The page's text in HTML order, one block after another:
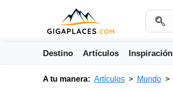
Destino Artículos Inspiración
A tu manera: Artículos Mundo